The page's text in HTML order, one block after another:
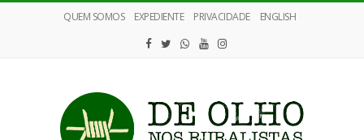
QUEM SOMOS EXPEDIENTE PRIVACIDADE ENGLISH